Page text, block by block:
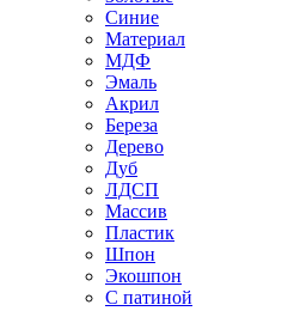
Синие
Материал
МДФ
Эмаль
Акрил
Береза
Дерево
Дуб
ЛДСП
Массив
Пластик
Шпон
Экошпон
С патиной